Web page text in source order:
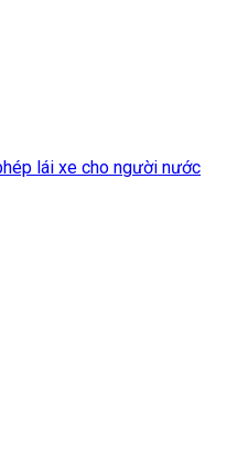
lái xe cho người nước